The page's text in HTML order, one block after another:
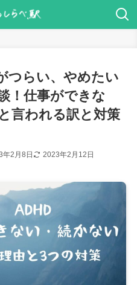
つらい、やめたい
！仕事ができな
言われる訳と対策
年2月8日 2023年2月12日